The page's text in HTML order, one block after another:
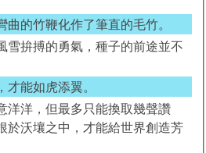
的竹鞭化作了筆直的毛竹。
雪拚搏的勇氣，種子的前途並不
能如虎添翼。
洋洋，但最多只能換取幾聲讚
於沃壤之中，才能給世界創造芳